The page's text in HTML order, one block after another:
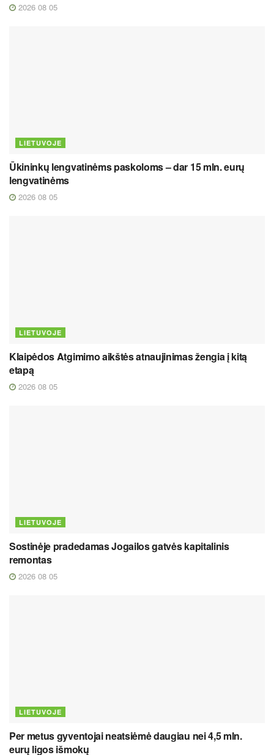
2026 08 05
LIETUVOJE
Ūkininkų lengvatinėms paskoloms – dar 15 mln. eurų
lengvatinėms
2026 08 05
LIETUVOJE
Klaipėdos Atgimimo aikštės atnaujinimas žengia į kitą
etapą
2026 08 05
LIETUVOJE
Sostinėje pradedamas Jogailos gatvės kapitalinis
remontas
2026 08 05
LIETUVOJE
Per metus gyventojai neatsiėmė daugiau nei 4,5 mln.
eurų ligos išmokų